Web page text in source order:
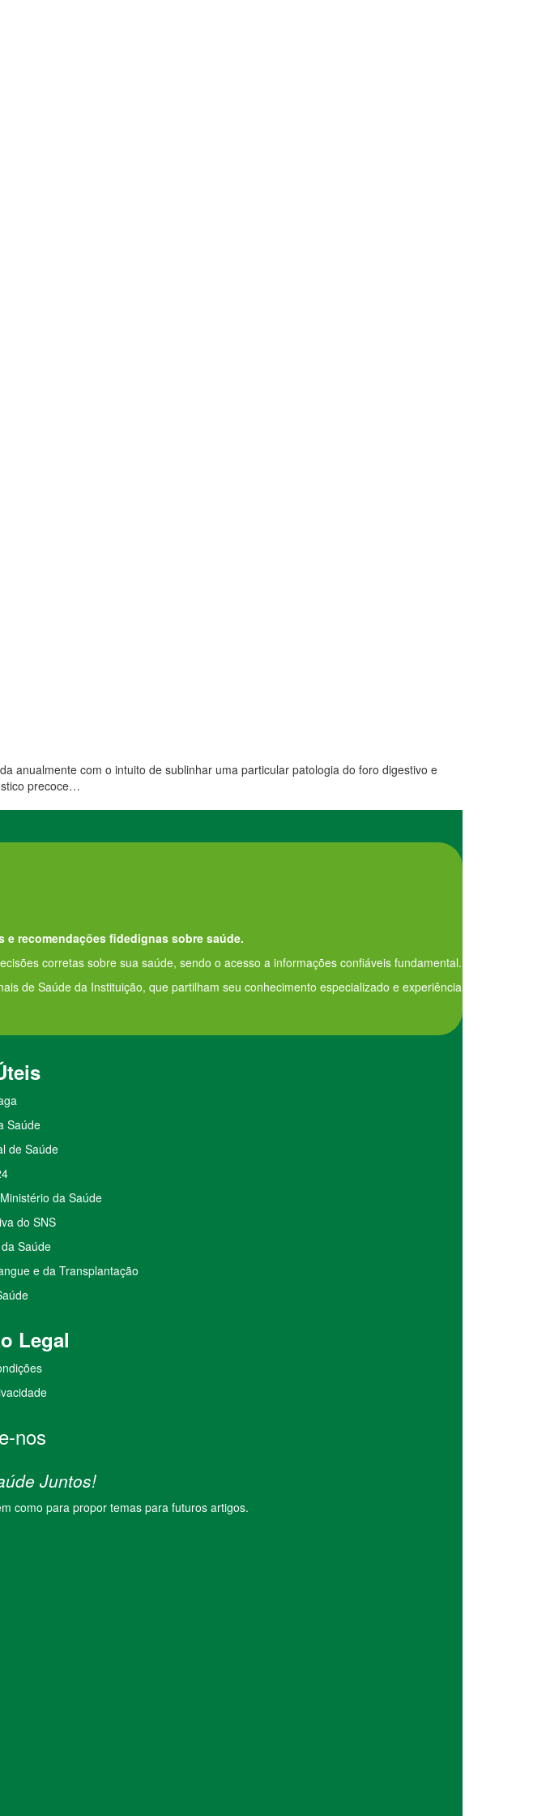
anualmente com o intuito de sublinhar uma particular patologia do foro digestivo e
precoce…
e recomendações fidedignas sobre saúde.
corretas sobre sua saúde, sendo o acesso a informações confiáveis fundamental.
de Saúde da Instituição, que partilham seu conhecimento especializado e experiência
Saúde
de Saúde
da Saúde
do SNS
Saúde
e da Transplantação
Legal
nos
Juntos!
como para propor temas para futuros artigos.